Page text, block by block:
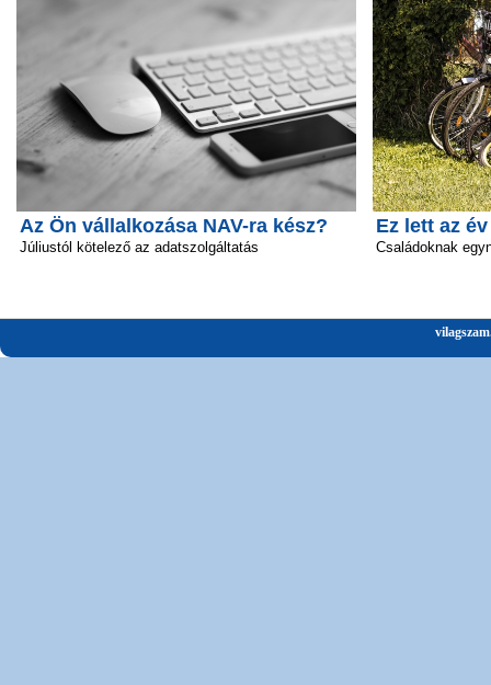
Az Ön vállalkozása NAV-ra kész?
Júliustól kötelező az adatszolgáltatás
Ez lett az
Családoknak